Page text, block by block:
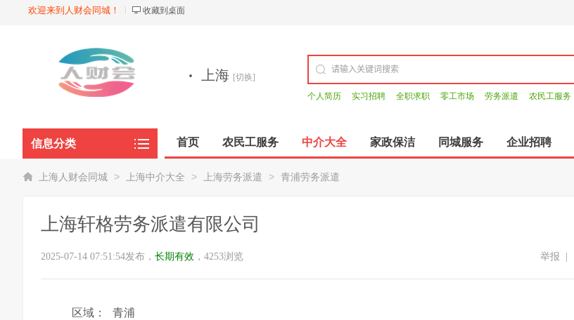
欢迎来到人财会同城！ 收藏到桌面
· 上海 [切换]
个人简历
实习招聘 全职求职 零工市场 劳务派遣 农民工服务
信息分类 首页 农民工服务 中介大全 家政保洁 同城服务 企业招聘
商品展示
上海人财会同城 > 上海中介大全 > 上海劳务派遣 > 青浦劳务派遣
上海轩格劳务派遣有限公司
2025-07-14 07:51:54发布， 长期有效 ，4253浏览 举报
区域： 青浦